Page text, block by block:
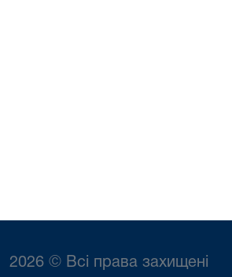
2026 © Всі права захищені